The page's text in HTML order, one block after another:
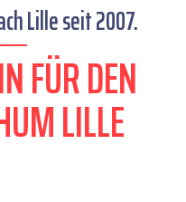
Lille seit 2007.
FÜR DEN
LILLE